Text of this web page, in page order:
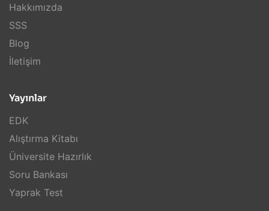
Hakkımızda
SSS
Blog
İletişim
Yayınlar
EDK
Alıştırma Kitabı
Üniversite Hazırlık
Soru Bankası
Yaprak Test